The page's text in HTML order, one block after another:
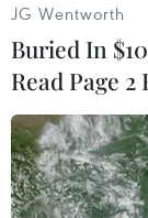
Theo dõi
TIN LIÊN
JG Wentworth
Buried In
Read Page